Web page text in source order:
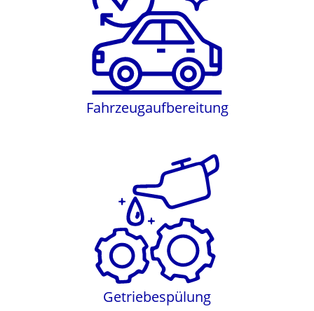
Fahrzeugaufbereitung
Fahrzeugaufbereitung
Getriebespülung
Getriebespülung